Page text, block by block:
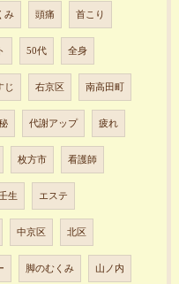
み 頭痛 首こり
50代 全身
じ 右京区 南高田町
代謝アップ 疲れ
枚方市 看護師
生 エステ
中京区 北区
脚のむくみ 山ノ内